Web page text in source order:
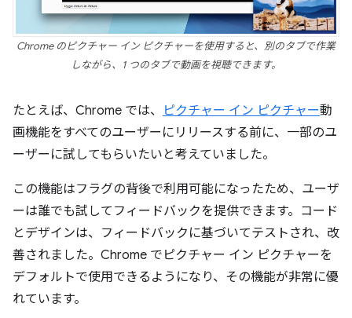
Chrome のピクチャー イン ピクチャーを使用すると、別のタブで作業
しながら、1 つのタブで動画を視聴できます。
たとえば、Chrome では、 ピクチャー イン ピクチャー動
画機能をすべてのユーザーにリリースする前に、一部のユ
ーザーに試してもらいたいと考えていました。
この機能はフラグの背後で利用可能になったため、ユーザ
ーは誰でも試してフィードバックを提供できます。コード
とデザインは、フィードバックに基づいてテストされ、改
善されました。Chrome でピクチャー イン ピクチャーを
デフォルトで使用できるようになり、その機能が非常に優
れています。